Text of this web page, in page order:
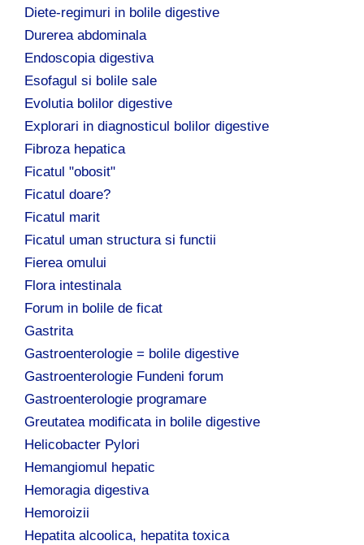
Diete-regimuri in bolile digestive
Durerea abdominala
Endoscopia digestiva
Esofagul si bolile sale
Evolutia bolilor digestive
Explorari in diagnosticul bolilor digestive
Fibroza hepatica
Ficatul "obosit"
Ficatul doare?
Ficatul marit
Ficatul uman structura si functii
Fierea omului
Flora intestinala
Forum in bolile de ficat
Gastrita
Gastroenterologie = bolile digestive
Gastroenterologie Fundeni forum
Gastroenterologie programare
Greutatea modificata in bolile digestive
Helicobacter Pylori
Hemangiomul hepatic
Hemoragia digestiva
Hemoroizii
Hepatita alcoolica, hepatita toxica